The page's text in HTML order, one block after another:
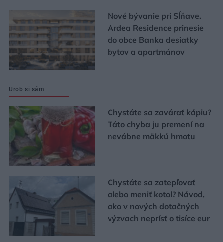
Nové bývanie pri Sĺňave.
Ardea Residence prinesie
do obce Banka desiatky
bytov a apartmánov
Urob si sám
Chystáte sa zavárať kápiu?
Táto chyba ju premení na
nevábne mäkkú hmotu
Chystáte sa zatepľovať
alebo meniť kotol? Návod,
ako v nových dotačných
výzvach neprísť o tisíce eur